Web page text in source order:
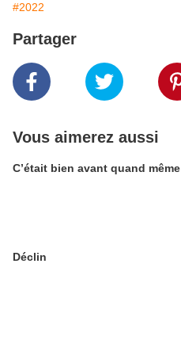
#2022
Partager
Vous aimerez aussi
C’était bien avant quand même
Déclin